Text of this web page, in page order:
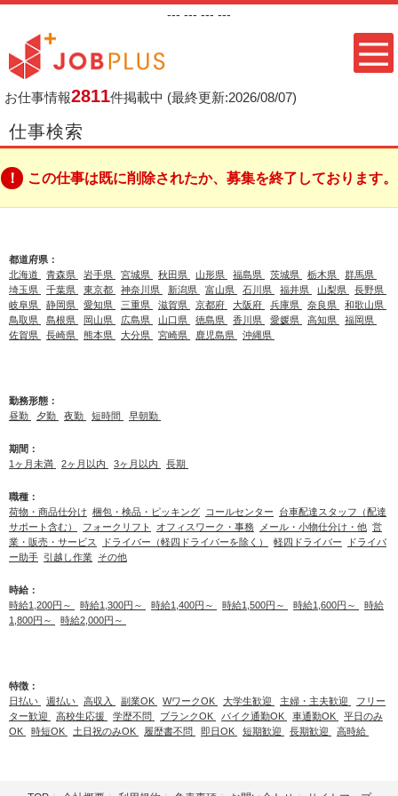
--- --- --- ---
お仕事情報2811件掲載中 (最終更新:2026/08/07)
仕事検索
この仕事は既に削除されたか、募集を終了しております。
都道府県：
北海道
青森県 岩手県 宮城県 秋田県 山形県 福島県 茨城県 栃木県
群馬県
埼玉県
千葉県 東京都 神奈川県 新潟県 富山県 石川県 福井県 山梨県
長野県
岐阜県
静岡県 愛知県 三重県 滋賀県 京都府 大阪府 兵庫県 奈良県
和歌山県
鳥取県
島根県 岡山県 広島県 山口県 徳島県 香川県 愛媛県 高知県
福岡県
佐賀県
長崎県 熊本県 大分県 宮崎県 鹿児島県 沖縄県
勤務形態：
昼勤
夕勤 夜勤 短時間 早朝勤
期間：
1ヶ月未満
2ヶ月以内 3ヶ月以内 長期
職種：
荷物・商品仕分け 梱包・検品・ピッキング コールセンター
台車配達スタッフ（配達
サポート含む）
フォークリフト オフィスワーク・事務 メール・小物仕分け・他 営
業・販売・サービス
ドライバー（軽四ドライバーを除く） 軽四ドライバー
ドライバ
ー助手 引越し作業 その他
時給：
時給1,200円～
時給1,300円～ 時給1,400円～ 時給1,500円～ 時給1,600円～
時給
1,800円～
時給2,000円～
特徴：
日払い
週払い 高収入 副業OK WワークOK 大学生歓迎 主婦・主夫歓迎
フリー
ター歓迎
高校生応援 学歴不問 ブランクOK バイク通勤OK 車通勤OK
平日のみ
OK
時短OK 土日祝のみOK 履歴書不問 即日OK 短期歓迎 長期歓迎 高時給